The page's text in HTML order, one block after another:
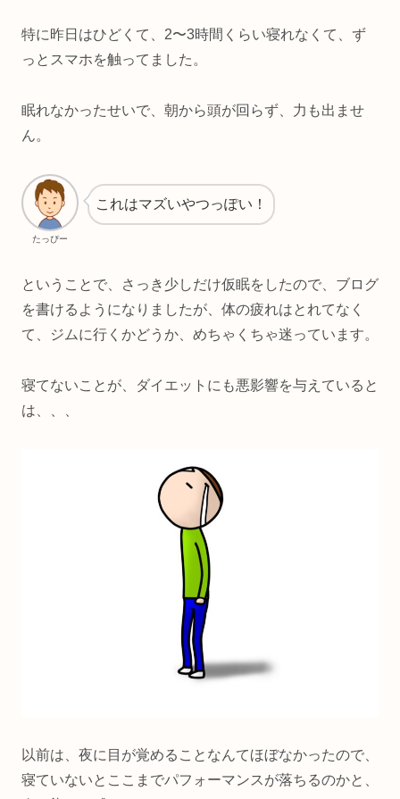
特に昨日はひどくて、2〜3時間くらい寝れなくて、ず
っとスマホを触ってました。
眠れなかったせいで、朝から頭が回らず、力も出ませ
ん。
たっぴー
これはマズいやつっぽい！
ということで、さっき少しだけ仮眠をしたので、ブログ
を書けるようになりましたが、体の疲れはとれてなく
て、ジムに行くかどうか、めちゃくちゃ迷っています。
寝てないことが、ダイエットにも悪影響を与えていると
は、、、
以前は、夜に目が覚めることなんてほぼなかったので、
寝ていないとここまでパフォーマンスが落ちるのかと、